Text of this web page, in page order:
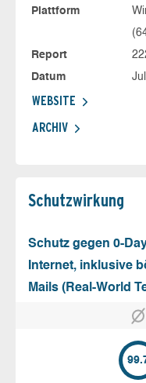
Plattform
Report
Datum
WEBSITE
ARCHIV
Schutz­wirkung
Schutz gegen 0-
Internet, inklusive
Mails (Real-World